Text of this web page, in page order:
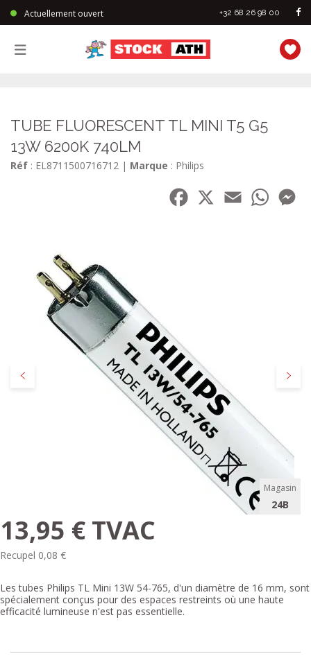
Actuellement ouvert +32 68 26 98 00
TUBE FLUORESCENT TL MINI T5 G5
13W 6200K 740LM
Réf : EL8711500716712 | Marque : Philips
Facebook
Email
Précédent
Magasin
24B
13,95 € TVAC
Recupel 0,08 €
Les tubes Philips TL Mini 13W 54-765, d'un diamètre de 16 mm, sont
spécialement conçus pour des espaces restreints où une haute
efficacité lumineuse n'est pas essentielle.